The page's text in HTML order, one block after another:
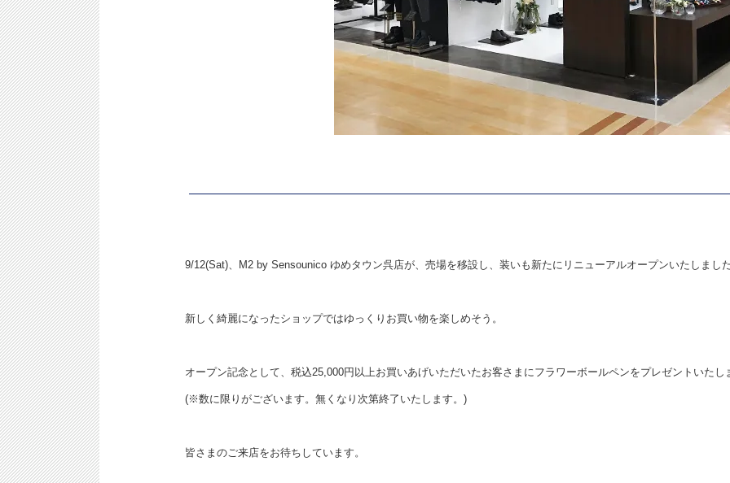
9/12(Sat)、M2 by Sensounico ゆめタウン呉店が、売場を移設し、装いも新たにリニューアルオープンいたしまし
新しく綺麗になったショップではゆっくりお買い物を楽しめそう。
オープン記念として、税込25,000円以上お買いあげいただいたお客さまにフラワーボールペンをプレゼントいたし
(※数に限りがございます。無くなり次第終了いたします。)
皆さまのご来店をお待ちしています。